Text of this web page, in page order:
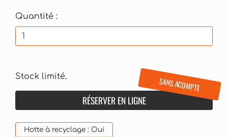
Quantité :
Stock limité.
RÉSERVER EN LIGNE
SANS ACOMPTE
Hotte à recyclage : Oui